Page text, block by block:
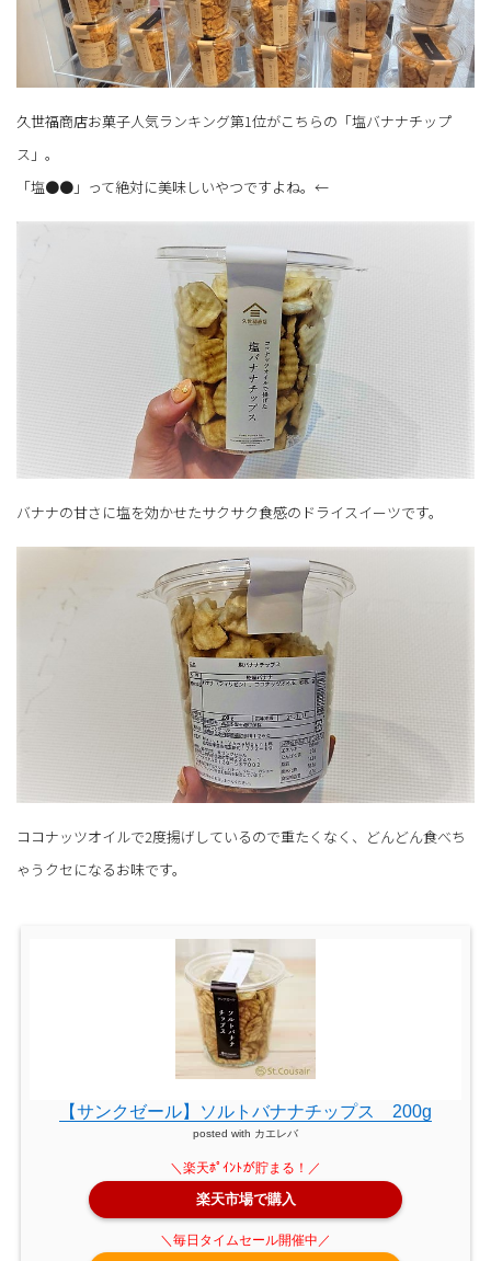
久世福商店お菓子人気ランキング第1位がこちらの「塩バナナチップ
ス」。
「塩●●」って絶対に美味しいやつですよね。←
バナナの甘さに塩を効かせたサクサク食感のドライスイーツです。
ココナッツオイルで2度揚げしているので重たくなく、どんどん食べち
ゃうクセになるお味です。
【サンクゼール】ソルトバナナチップス 200g
posted with カエレバ
楽天市場で購入